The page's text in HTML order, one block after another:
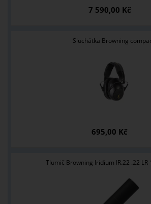
7 590,00 Kč
Sluchátka Browning
695,00 Kč
Tlumič Browning Iridium IR.22 .22 LR